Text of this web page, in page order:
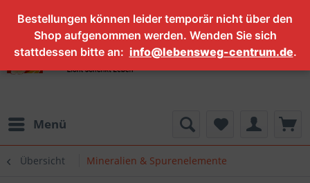
Bestellungen können leider temporär nicht über den
Shop aufgenommen werden. Wenden Sie sich
stattdessen bitte an: info@lebensweg-centrum.de.
Menü
Übersicht Mineralien & Spurenelemente